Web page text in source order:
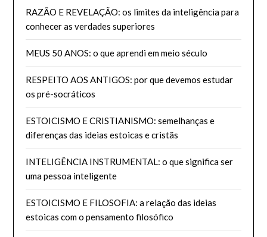
RAZÃO E REVELAÇÃO: os limites da inteligência para
conhecer as verdades superiores
MEUS 50 ANOS: o que aprendi em meio século
RESPEITO AOS ANTIGOS: por que devemos estudar
os pré-socráticos
ESTOICISMO E CRISTIANISMO: semelhanças e
diferenças das ideias estoicas e cristãs
INTELIGÊNCIA INSTRUMENTAL: o que significa ser
uma pessoa inteligente
ESTOICISMO E FILOSOFIA: a relação das ideias
estoicas com o pensamento filosófico